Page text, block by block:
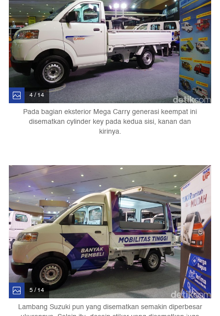
4 / 14
Pada bagian eksterior Mega Carry generasi keempat ini
disematkan cylinder key pada kedua sisi, kanan dan
kirinya.
5 / 14
Lambang Suzuki pun yang disematkan semakin diperbesar